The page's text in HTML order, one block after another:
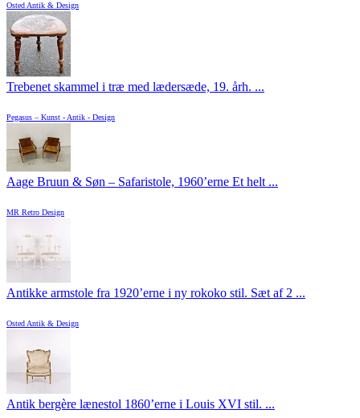
Osted Antik & Design
Trebenet skammel i træ med lædersæde, 19. årh. ...
Pegasus – Kunst - Antik - Design
Aage Bruun & Søn – Safaristole, 1960’erne Et helt ...
MR Retro Design
Antikke armstole fra 1920’erne i ny rokoko stil. Sæt af 2 ...
Osted Antik & Design
Antik bergère lænestol 1860’erne i Louis XVI stil. ...